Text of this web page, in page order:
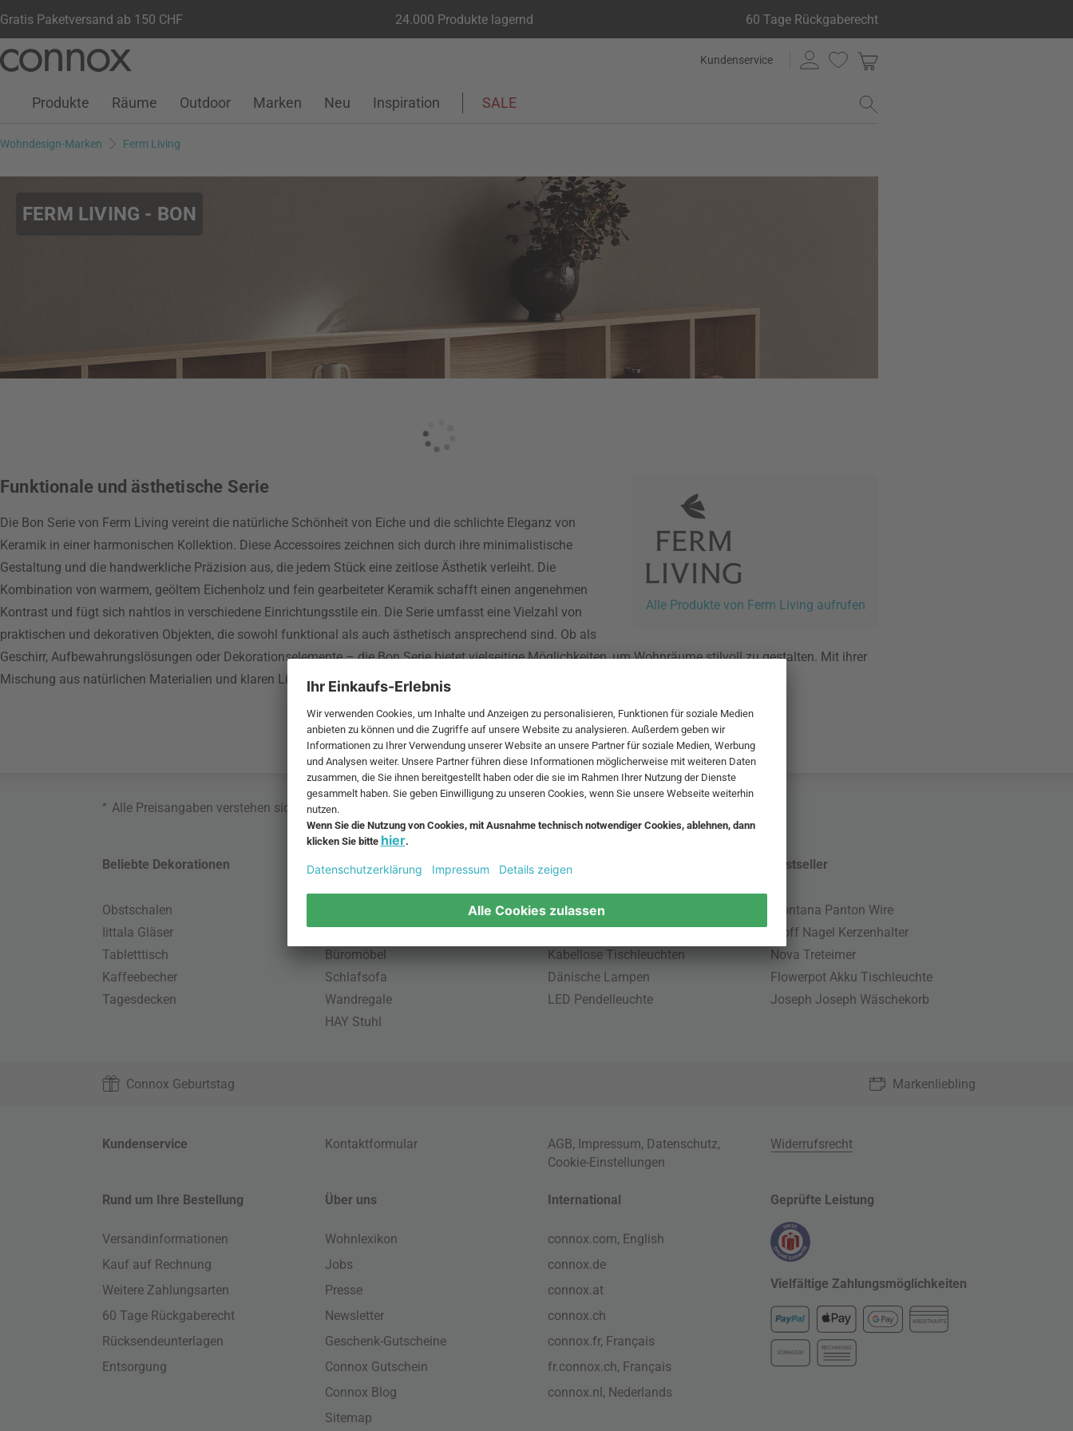
Gratis Paketversand ab 150 CHF 24.000 Produkte lagernd 60 Tage Rückgaberecht
Seiteninhalt
Suchfeld
Kundenservice
Kundenkonto
Wunschliste
Warenkorb
Produkte Räume Outdoor Marken Neu Inspiration SALE
Wohndesign-Marken Ferm Living
FERM LIVING - BON
Alle Produkte von Ferm Living aufrufen
Funktionale und ästhetische Serie
Die Bon Serie von Ferm Living vereint die natürliche Schönheit von Eiche und die schlichte Eleganz von
Keramik in einer harmonischen Kollektion. Diese Accessoires zeichnen sich durch ihre minimalistische
Gestaltung und die handwerkliche Präzision aus, die jedem Stück eine zeitlose Ästhetik verleiht. Die
Kombination von warmem, geöltem Eichenholz und fein gearbeiteter Keramik schafft einen angenehmen
Kontrast und fügt sich nahtlos in verschiedene Einrichtungsstile ein. Die Serie umfasst eine Vielzahl von
praktischen und dekorativen Objekten, die sowohl funktional als auch ästhetisch ansprechend sind. Ob als
Geschirr, Aufbewahrungslösungen oder Dekorationselemente – die Bon Serie bietet vielseitige Möglichkeiten, um Wohnräume stilvoll zu gestalten. Mit ihrer
Mischung aus natürlichen Materialien und klaren Linien bringt sie eine beruhigende und einladende Atmosphäre in jedes Zuhause.
* Alle Preisangaben verstehen sich inklusive MwSt. und zzgl.
Beliebte Dekorationen
Obstschalen
Iittala Gläser
Tabletttisch
Kaffeebecher
Tagesdecken
Beliebte Möbel
Gartenmöbel
Büromöbel
Schlafsofa
Wandregale
HAY Stuhl
Beliebte Leuchten
Pendellampe für Aussen
Muuto Lampen
Kabellose Tischleuchten
Dänische Lampen
LED Pendelleuchte
Bestseller
Montana Panton Wire
Stoff Nagel Kerzenhalter
Nova Treteimer
Flowerpot Akku Tischleuchte
Joseph Joseph Wäschekorb
Connox Geburtstag Markenliebling
Kundenservice Kontaktformular AGB, Impressum, Datenschutz,
Cookie-Einstellungen
Widerrufsrecht
Rund um Ihre Bestellung
Versandinformationen
Kauf auf Rechnung
Weitere Zahlungsarten
60 Tage Rückgaberecht
Rücksendeunterlagen
Entsorgung
Über uns
Wohnlexikon
Jobs
Presse
Newsletter
Geschenk-Gutscheine
Connox Gutschein
Connox Blog
Sitemap
International
connox.com, English
connox.de
connox.at
connox.ch
connox.fr, Français
fr.connox.ch, Français
connox.nl, Nederlands
Geprüfte Leistung
Vielfältige Zahlungsmöglichkeiten
KREDITKARTE
VORKASSE
RECHNUNG